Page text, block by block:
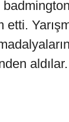
aldılar.